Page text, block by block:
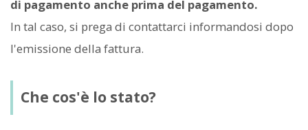
di pagamento anche prima del pagamento.
In tal caso, si prega di contattarci informandosi dopo
l'emissione della fattura.
Che cos'è lo stato?